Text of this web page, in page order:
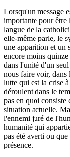
Lorsqu'un message
importante pour être
langue de la
elle-même parle, le
une apparition et un
encore moins
dans l'unité d'un
nous faire voir, dans
lutte qui est la crise
déroulent dans le
pas en quoi consiste
situation actuelle.
l'ennemi juré de
humanité qui
pas été averti ou
présence.